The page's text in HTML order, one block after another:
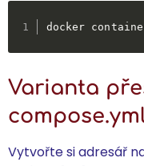
docker
Varianta
Vytvořte si adresář